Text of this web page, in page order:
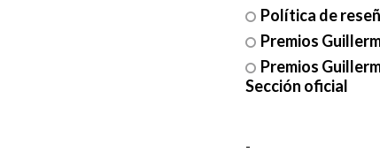
Política de
Premios
Premios
Sección oficial
-